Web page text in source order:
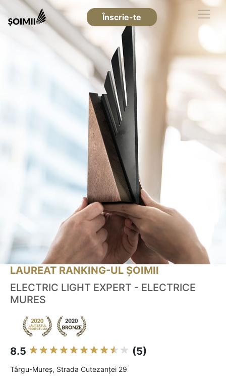
Înscrie-te
LAUREAT RANKING-UL ȘOIMII
ELECTRIC LIGHT EXPERT - ELECTRICE
MURES
8.5 (5)
Târgu-Mureş, Strada Cutezanței 29